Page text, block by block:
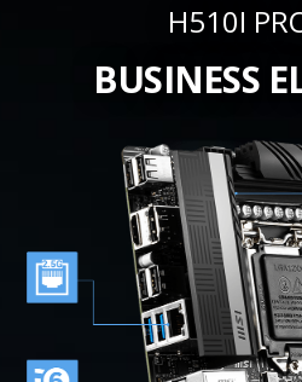
H510I
BUSINESS